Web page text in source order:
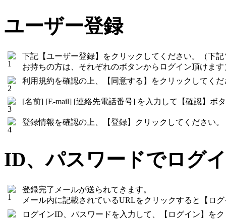
ユーザー登録
下記【ユーザー登録】をクリックしてください。（下
お持ちの方は、それぞれのボタンからログイン頂けます
利用規約を確認の上、【同意する】をクリックしてくだ
[名前] [E-mail] [連絡先電話番号] を入力して【確認】ボ
登録情報を確認の上、【登録】クリックしてください。
ID、パスワードでログ
登録完了メールが送られてきます。
メール内に記載されているURLをクリックすると【ロ
ログインID、パスワードを入力して、【ログイン】を